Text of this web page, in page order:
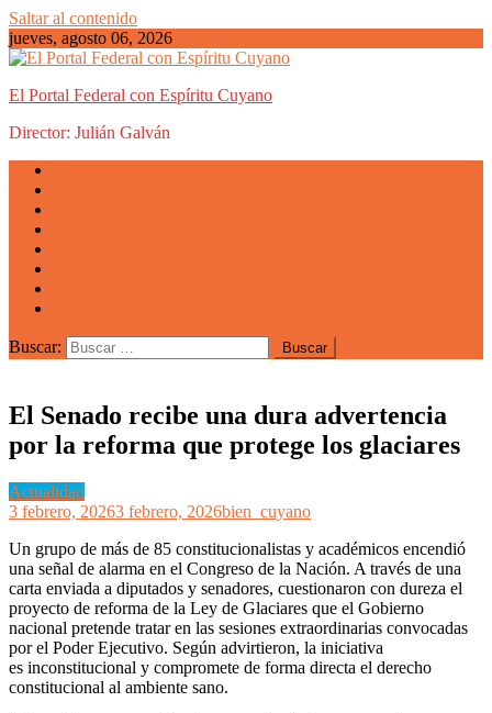
Saltar al contenido
jueves, agosto 06, 2026
El Portal Federal con Espíritu Cuyano
Director: Julián Galván
Buscar:
El Senado recibe una dura advertencia
por la reforma que protege los glaciares
Actualidad
3 febrero, 20263 febrero, 2026bien_cuyano
Un grupo de más de 85 constitucionalistas y académicos encendió
una señal de alarma en el Congreso de la Nación. A través de una
carta enviada a diputados y senadores, cuestionaron con dureza el
proyecto de reforma de la Ley de Glaciares que el Gobierno
nacional pretende tratar en las sesiones extraordinarias convocadas
por el Poder Ejecutivo. Según advirtieron, la iniciativa
es inconstitucional y compromete de forma directa el derecho
constitucional al ambiente sano.